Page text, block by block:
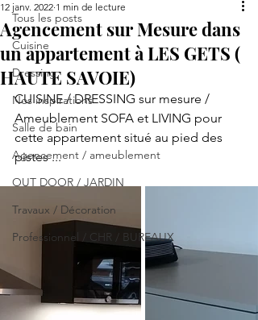
Tous les posts
Cuisine
Dressing
Nos inspirations
Salle de bain
Agencement / ameublement
OUT DOOR / JARDIN
Travaux / Décoration
Professionnel / CHR / BUREAUX
Agencement sur Mesure dans
un appartement à LES GETS (
HAUTE SAVOIE)
12 janv. 2022 1 min de lecture
CUISINE / DRESSING sur mesure /
Ameublement SOFA et LIVING pour
cette appartement situé au pied des
pistes ...